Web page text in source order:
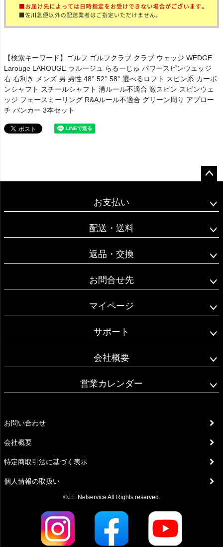
【検索キーワード】ゴルフ ゴルフクラブ クラブ ウェッジ WEDGE
Larouge LAROUGE ラルージュ らるーじゅ パワースピンウェッジ
右 右利き メンズ 男 男性 48° 52° 58° 選べるロフト スピン系 カーボ
ンシャフト スチールシャフト 溝ルール不適合 激スピン スピンウェ
ッジ フェースミーリング R&Aルール不適合 グリーン周り アプロー
チ バンカー 3本セット
ップ
お支払い
配送・送料
返品・交換
お問合せ先
マイページ
サポート
会社概要
営業カレンダー
お問い合わせ
会社概要
特定商取引法に基づく表示
個人情報の取扱い
©J.E.Netservice All Rights reserved.